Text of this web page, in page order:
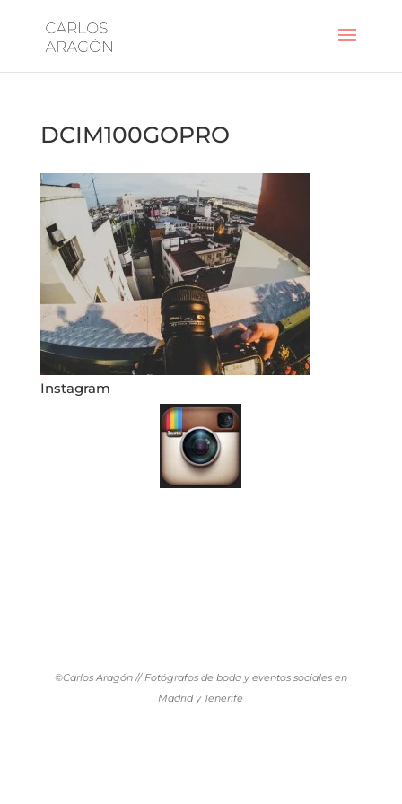
DCIM100GOPRO
Instagram
©Carlos Aragón // Fotógrafos de boda y eventos sociales en
Madrid y Tenerife